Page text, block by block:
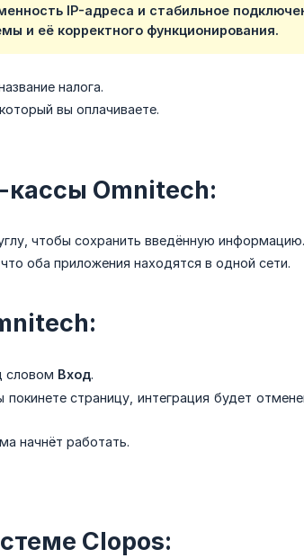
IP-адреса и стабильное
и её корректного функционирования.
налога.
вы оплачиваете.
кассы Omnitech:
чтобы сохранить введённую информацию.
оба приложения находятся в одной сети.
словом Вход.
страницу, интеграция будет
начнёт работать.
Clopos: